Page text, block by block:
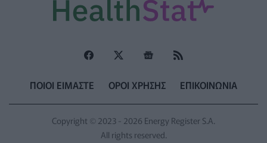
ΠΟΙΟΙ ΕΙΜΑΣΤΕ ΟΡΟΙ ΧΡΗΣΗΣ ΕΠΙΚΟΙΝΩΝΙΑ
Copyright © 2023 - 2026 Energy Register S.A.
All rights reserved.